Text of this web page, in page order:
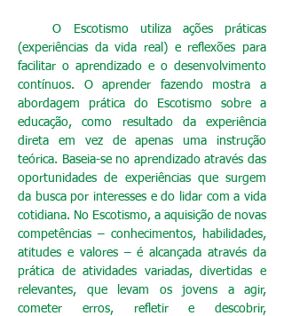
O Escotismo utiliza ações práticas
(experiências da vida real) e reflexões para
facilitar o aprendizado e o desenvolvimento
contínuos. O aprender fazendo mostra a
abordagem prática do Escotismo sobre a
educação, como resultado da experiência
direta em vez de apenas uma instrução
teórica. Baseia-se no aprendizado através das
oportunidades de experiências que surgem
da busca por interesses e do lidar com a vida
cotidiana. No Escotismo, a aquisição de novas
competências – conhecimentos, habilidades,
atitudes e valores – é alcançada através da
prática de atividades variadas, divertidas e
relevantes, que levam os jovens a agir,
cometer erros, refletir e descobrir,